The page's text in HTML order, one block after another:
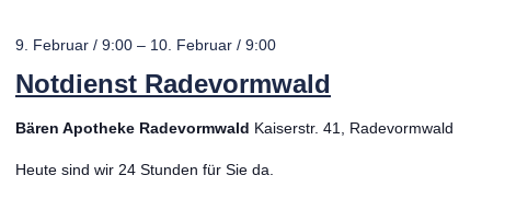
Milchpumpe leihen
Notdienst Radevormwald
9. Februar / 9:00– 10. Februar / 9:00
Bären Apotheke Radevormwald Kaiserstr. 41, Radevormwald
Heute sind wir 24 Stunden für Sie da.